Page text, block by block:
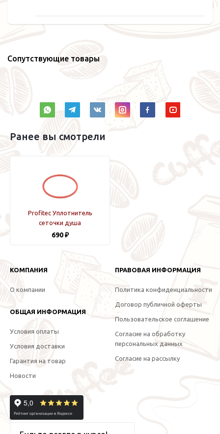
Сопутствующие товары
Ранее вы смотрели
Profitec Уплотнитель
сеточки душа
690 ₽
КОМПАНИЯ
О компании
ОБЩАЯ ИНФОРМАЦИЯ
Условия оплаты
Условия доставки
Гарантия на товар
Новости
ПРАВОВАЯ ИНФОРМАЦИЯ
Политика конфиденциальности
Договор публичной оферты
Пользовательское соглашение
Согласие на обработку
персональных данных
Согласие на рассылку